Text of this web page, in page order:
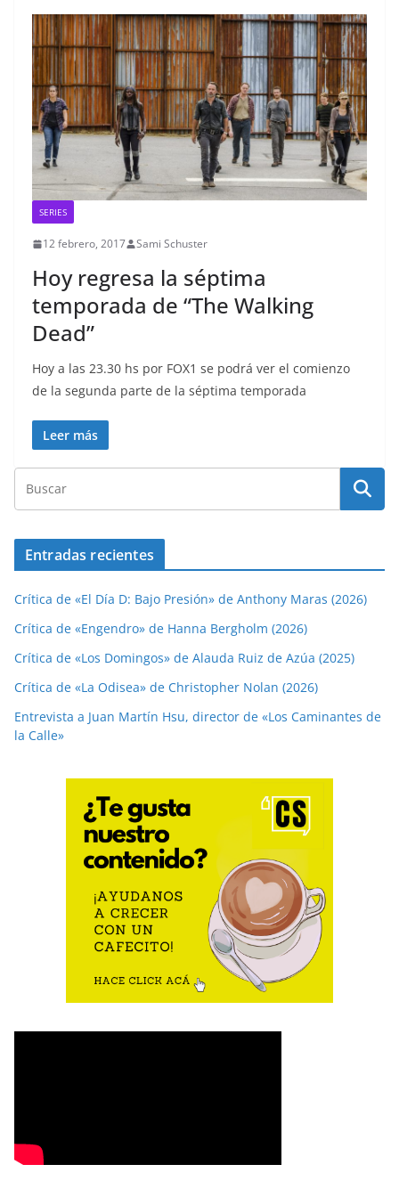
SERIES
12 febrero, 2017 Sami Schuster
Hoy regresa la séptima
temporada de “The Walking
Dead”
Hoy a las 23.30 hs por FOX1 se podrá ver el comienzo
de la segunda parte de la séptima temporada
Leer más
Entradas recientes
Crítica de «El Día D: Bajo Presión» de Anthony Maras (2026)
Crítica de «Engendro» de Hanna Bergholm (2026)
Crítica de «Los Domingos» de Alauda Ruiz de Azúa (2025)
Crítica de «La Odisea» de Christopher Nolan (2026)
Entrevista a Juan Martín Hsu, director de «Los Caminantes de
la Calle»